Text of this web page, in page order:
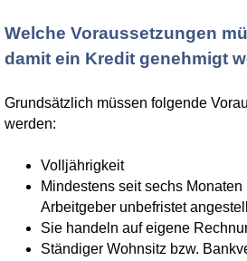
Welche Voraussetzungen
damit ein Kredit genehmigt
Grundsätzlich müssen folgende
werden:
Volljährigkeit
Mindestens seit sechs
Arbeitgeber unbefristet
Sie handeln auf eigene
Ständiger Wohnsitz bzw.